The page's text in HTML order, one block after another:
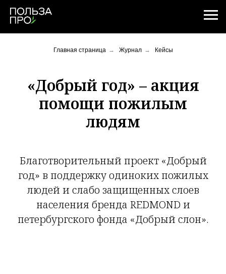
Главная страница → Журнал → Кейсы
«Добрый год» – акция
помощи пожилым
людям
Благотворительный проект «Добрый
год» в поддержку одиноких пожилых
людей и слабо защищенных слоев
населения бренда REDMOND и
петербургского фонда «Добрый слон».